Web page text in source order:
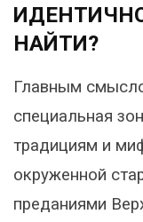
НАЙТИ?
Главным
специальная
традициям и
окруженной
преданиями